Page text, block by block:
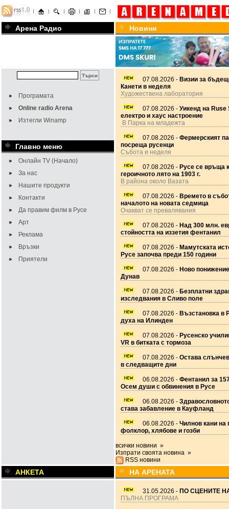
Арена Радио Новини
Програмата
Online radio Arena
Изтегли Winamp
Главно меню
Онлайн TV (Начало)
За нас
Нашите продукти
Контакти
Да правим филм в Русе
Арт
Реклама
Връзки
Приятели
07.08.2026 - Визии за
Канети в неделя
Художествена лаборатория
07.08.2026 - Уикенд на Ruse
електро и хаус настроение
В Парка на младежта
07.08.2026 - Фермерският
посреща русенци
Събота и неделя
07.08.2026 - Русе се връща
героичното лято на 1903 г.
В района около Вазата
07.08.2026 - Времето в
началото на новата седмица
Очакват се превалявания
07.08.2026 - Над 300 млн.
стойността на иззетия фентанил
07.08.2026 - Мамутската
Русе започва преди 150 години
07.08.2026 - Ново
Дунав
07.08.2026 - Безплатни
изследвания в Сливо поле
07.08.2026 - Възстановка в
духа на Илинден
07.08.2026 - Русенско
VR в битката с тормоза
07.08.2026 - Остава
в следващите дни
06.08.2026 - Фентанил за
Осем души с обвинения в Русе
06.08.2026 -
става забавление в Кауфланд
06.08.2026 - Чилнов кани на
фолклор, хлябове и гозби
всички новини »
Изпрати своята новина »
RSS новини
АНКЕТА НА АРЕНАТА
31.05.2026 - ПО СЦЕНИТЕ
ПЪЛНА ПРОГРАМА